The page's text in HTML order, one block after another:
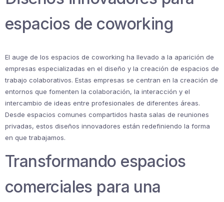
espacios de coworking
El auge de los espacios de coworking ha llevado a la aparición de
empresas especializadas en el diseño y la creación de espacios de
trabajo colaborativos. Estas empresas se centran en la creación de
entornos que fomenten la colaboración, la interacción y el
intercambio de ideas entre profesionales de diferentes áreas.
Desde espacios comunes compartidos hasta salas de reuniones
privadas, estos diseños innovadores están redefiniendo la forma
en que trabajamos.
Transformando espacios
comerciales para una